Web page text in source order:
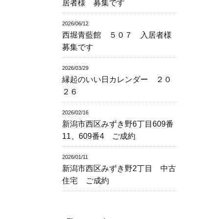
居者様 募集です
2026/06/12
西堀青藍館 ５０７ 入居者様
募集です
2026/03/29
縁起のいい日カレンダー ２０
２６
2026/02/16
新潟市西区みずき野6丁目609番
11、609番4 ご成約
2026/01/11
新潟市西区みずき野2丁目 中古
住宅 ご成約